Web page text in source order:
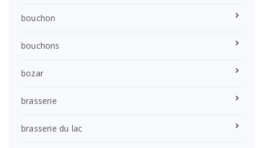
bouchon
bouchons
bozar
brasserie
brasserie du lac